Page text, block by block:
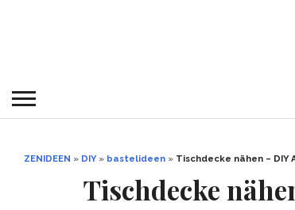
ZENIDEEN » DIY» bastelideen » Tischdecke nähen – DIY
Tischdecke